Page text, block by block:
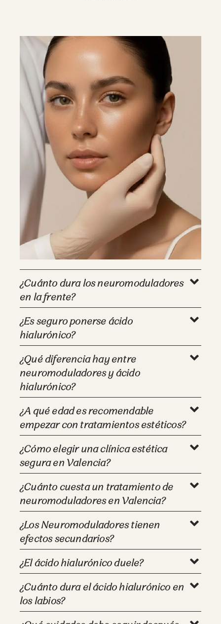
¿Cuánto dura los neuromoduladores
en la frente?
¿Es seguro ponerse ácido
hialurónico?
¿Qué diferencia hay entre
neuromoduladores y ácido
hialurónico?
¿A qué edad es recomendable
empezar con tratamientos estéticos?
¿Cómo elegir una clínica estética
segura en Valencia?
¿Cuánto cuesta un tratamiento de
neuromoduladores en Valencia?
¿Los Neuromoduladores tienen
efectos secundarios?
¿El ácido hialurónico duele?
¿Cuánto dura el ácido hialurónico en
los labios?